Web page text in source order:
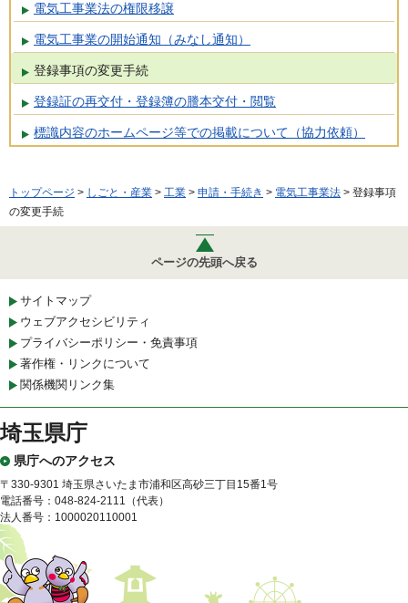
電気工事業法の権限移譲
電気工事業の開始通知（みなし通知）
登録事項の変更手続
登録証の再交付・登録簿の謄本交付・閲覧
標識内容のホームページ等での掲載について（協力依頼）
トップページ > しごと・産業 > 工業 > 申請・手続き > 電気工事業法 > 登録事項
の変更手続
ページの先頭へ戻る
サイトマップ
ウェブアクセシビリティ
プライバシーポリシー・免責事項
著作権・リンクについて
関係機関リンク集
埼玉県庁
県庁へのアクセス
〒330-9301 埼玉県さいたま市浦和区高砂三丁目15番1号
電話番号：048-824-2111（代表）
法人番号：1000020110001